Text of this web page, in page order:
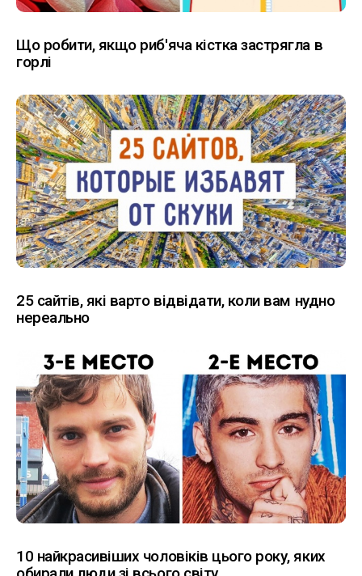
Що робити, якщо риб'яча кістка застрягла в
горлі
25 сайтів, які варто відвідати, коли вам нудно
нереально
10 найкрасивіших чоловіків цього року, яких